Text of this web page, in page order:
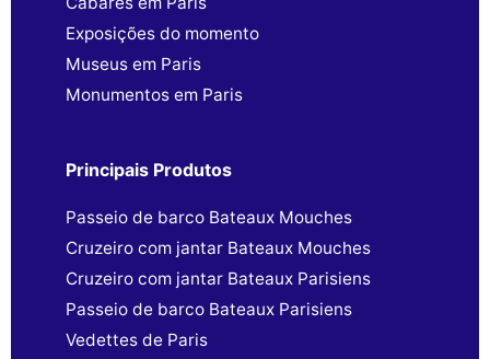
Exposições do momento
Museus em Paris
Monumentos em Paris
Principais Produtos
Passeio de barco Bateaux Mouches
Cruzeiro com jantar Bateaux Mouches
Cruzeiro com jantar Bateaux Parisiens
Passeio de barco Bateaux Parisiens
Vedettes de Paris